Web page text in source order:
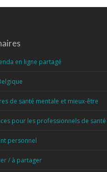
en ligne partagé
de santé mentale et mieux-être
pour les professionnels de santé
personnel
/ à partager